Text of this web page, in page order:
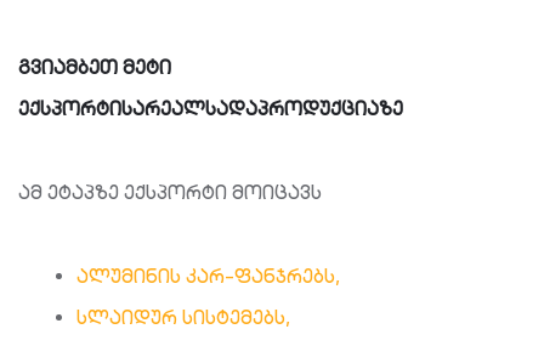
გვიამბეთ მეტი
ექსპორტისარეალსადაპროდუქციაზე
ამ ეტაპზე ექსპორტი მოიცავს
ალუმინის კარ-ფანჯრებს,
სლაიდურ სისტემებს,